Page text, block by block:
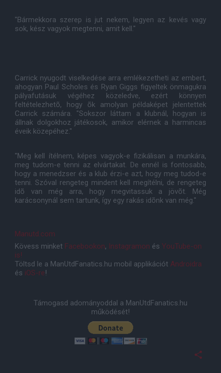
"Bármekkora szerep is jut nekem, legyen az kevés vagy
sok, kész vagyok megtenni, amit kell."
Carrick nyugodt viselkedése arra emlékezetheti az embert,
ahogyan Paul Scholes és Ryan Giggs figyeltek önmagukra
pályafutásuk végéhez közeledve, ezért könnyen
feltételezhetõ, hogy õk amolyan példaképet jelentettek
Carrick számára. "Sokszor láttam a klubnál, hogyan is
állnak dolgokhoz játékosok, amikor elérnek a harmincas
éveik közepéhez."
"Meg kell ítélnem, képes vagyok-e fizikálisan a munkára,
meg tudom-e tenni az elvártakat. De ennél is fontosabb,
hogy a menedzser és a klub érzi-e azt, hogy meg tudod-e
tenni. Szóval rengeteg mindent kell megítélni, de rengeteg
idõ van még arra, hogy megvitassuk a jövõt. Még
karácsonynál sem tartunk, így egy rakás idõnk van még."
Manutd.com
Kövess minket Facebookon, Instagramon és YouTube-on
is!
Töltsd le a ManUtdFanatics.hu mobil applikációt Androidra
és iOS-re!
Támogasd adományoddal a ManUtdFanatics.hu
működését!